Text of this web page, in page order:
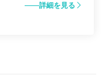
詳細を見る